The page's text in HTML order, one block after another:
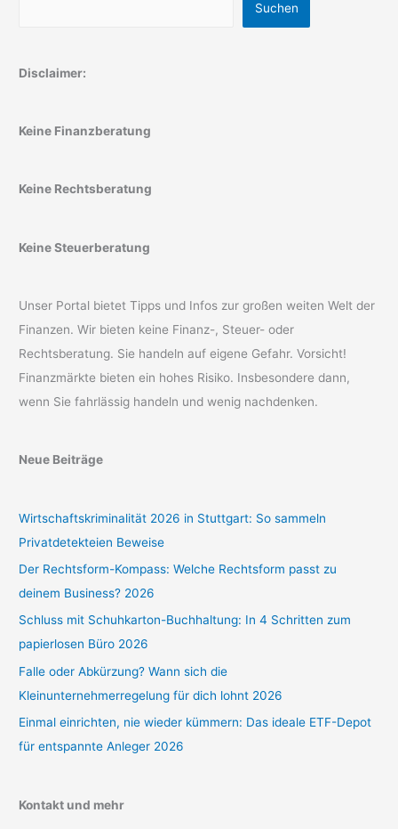
Suchen
Disclaimer:
Keine Finanzberatung
Keine Rechtsberatung
Keine Steuerberatung
Unser Portal bietet Tipps und Infos zur großen weiten Welt der
Finanzen. Wir bieten keine Finanz-, Steuer- oder
Rechtsberatung. Sie handeln auf eigene Gefahr. Vorsicht!
Finanzmärkte bieten ein hohes Risiko. Insbesondere dann,
wenn Sie fahrlässig handeln und wenig nachdenken.
Neue Beiträge
Wirtschaftskriminalität 2026 in Stuttgart: So sammeln
Privatdetekteien Beweise
Der Rechtsform-Kompass: Welche Rechtsform passt zu
deinem Business? 2026
Schluss mit Schuhkarton-Buchhaltung: In 4 Schritten zum
papierlosen Büro 2026
Falle oder Abkürzung? Wann sich die
Kleinunternehmerregelung für dich lohnt 2026
Einmal einrichten, nie wieder kümmern: Das ideale ETF-Depot
für entspannte Anleger 2026
Kontakt und mehr